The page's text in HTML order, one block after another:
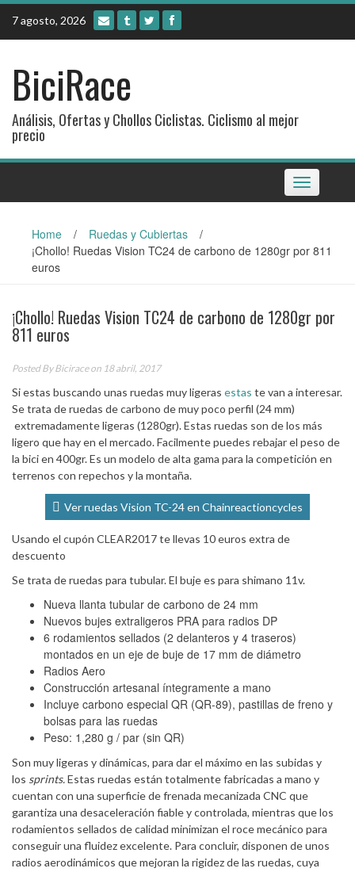
Skip
content
7 agosto, 2026
BiciRace
Análisis, Ofertas y Chollos Ciclistas. Ciclismo al mejor
precio
Toggle
navigation
Home / Ruedas y Cubiertas
/
¡Chollo! Ruedas Vision TC24 de carbono de 1280gr por 811
euros
¡Chollo! Ruedas Vision TC24 de carbono de 1280gr por
811 euros
Posted ByBiciraceon 18 abril, 2017
Si estas buscando unas ruedas muy ligeras estas te van a interesar.
Se trata de ruedas de carbono de muy poco perfil (24 mm)
extremadamente ligeras (1280gr). Estas ruedas son de los más
ligero que hay en el mercado. Facilmente puedes rebajar el peso de
la bici en 400gr. Es un modelo de alta gama para la competición en
terrenos con repechos y la montaña.
Ver ruedas Vision TC-24 en Chainreactioncycles
Usando el cupón CLEAR2017 te llevas 10 euros extra de
descuento
Se trata de ruedas para tubular. El buje es para shimano 11v.
Nueva llanta tubular de carbono de 24 mm
Nuevos bujes extraligeros PRA para radios DP
6 rodamientos sellados (2 delanteros y 4 traseros)
montados en un eje de buje de 17 mm de diámetro
Radios Aero
Construcción artesanal íntegramente a mano
Incluye carbono especial QR (QR-89), pastillas de freno y
bolsas para las ruedas
Peso: 1,280 g / par (sin QR)
Son muy ligeras y dinámicas, para dar el máximo en las subidas y
los sprints.Estas ruedas están totalmente fabricadas a mano y
cuentan con una superficie de frenada mecanizada CNC que
garantiza una desaceleración fiable y controlada, mientras que los
rodamientos sellados de calidad minimizan el roce mecánico para
conseguir una fluidez excelente. Para concluir, disponen de unos
radios aerodinámicos que mejoran la rigidez de las ruedas, cuya